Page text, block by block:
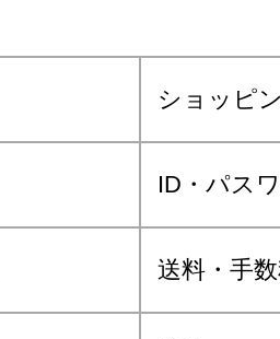
ショッピ
ID・パス
送料・手